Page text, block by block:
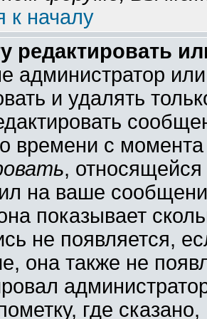
к началу
редактировать
администратор
и удалять
времени с
,
на ваше
показывает
не появляется,
она также не
где